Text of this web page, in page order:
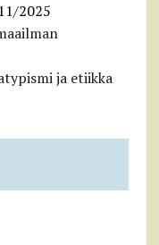
2025
ja etiikka